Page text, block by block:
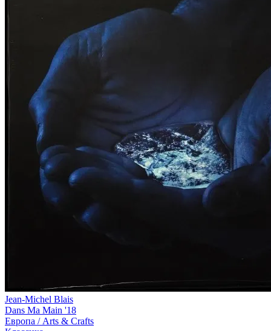
Jean-Michel Blais
Dans Ma Main '18
Европа / Arts & Crafts